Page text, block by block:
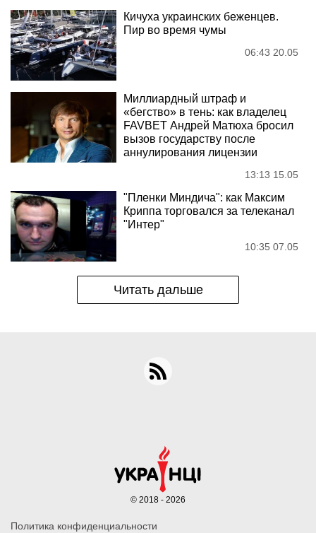
Кичуха украинских беженцев.
Пир во время чумы
06:43 20.05
Миллиардный штраф и
«бегство» в тень: как владелец
FAVBET Андрей Матюха бросил
вызов государству после
аннулирования лицензии
13:13 15.05
"Пленки Миндича": как Максим
Криппа торговался за телеканал
"Интер"
10:35 07.05
Читать дальше
Политика конфиденциальности
© 2018 - 2026